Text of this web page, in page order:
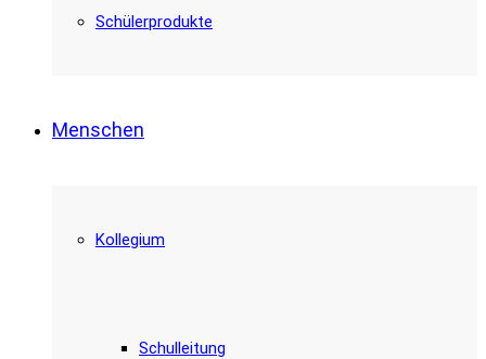
Schülerprodukte
Menschen
Kollegium
Schulleitung